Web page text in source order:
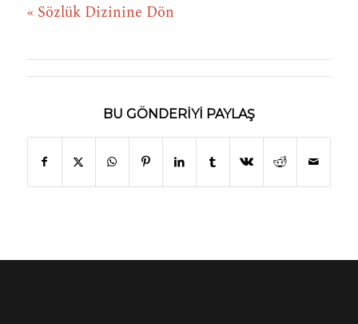
« Sözlük Dizinine Dön
BU GÖNDERIYI PAYLAŞ